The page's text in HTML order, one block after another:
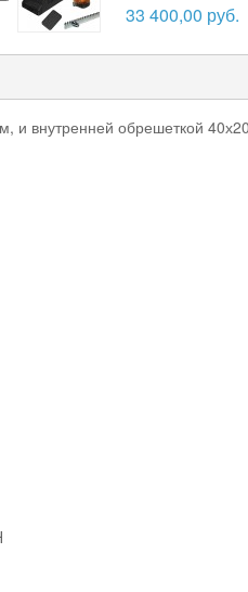
33 400,00 руб.
и внутренней обрешеткой